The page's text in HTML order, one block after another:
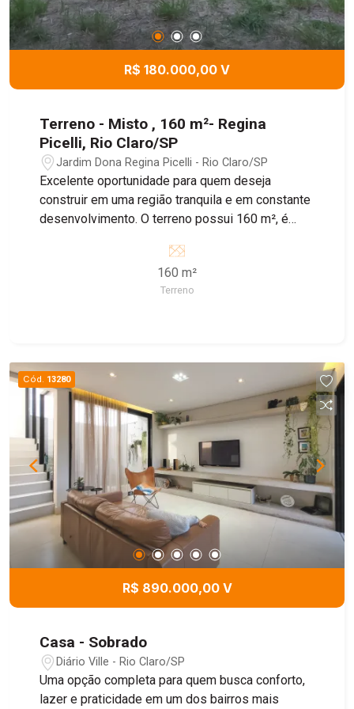
R$ 180.000,00 V
Terreno - Misto , 160 m²- Regina
Picelli, Rio Claro/SP
Jardim Dona Regina Picelli - Rio Claro/SP
Excelente oportunidade para quem deseja
construir em uma região tranquila e em constante
desenvolvimento. O terreno possui 160 m², é
oferecendo mais praticidade para iniciar sua obra.
Localizado no Residencial Regina Picelli, o
imóvel está em uma ótima região, com fácil
pronto para receber seu projeto.
160 m²
Terreno
Cód. 13280
R$ 890.000,00 V
Casa - Sobrado
Diário Ville - Rio Claro/SP
Uma opção completa para quem busca conforto,
lazer e praticidade em um dos bairros mais